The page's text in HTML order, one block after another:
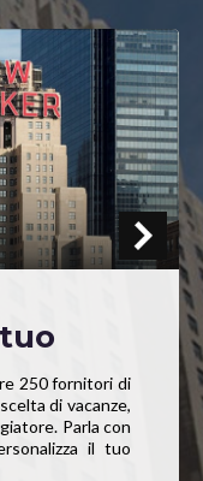
250 fornitori di
di vacanze,
Parla con
il tuo